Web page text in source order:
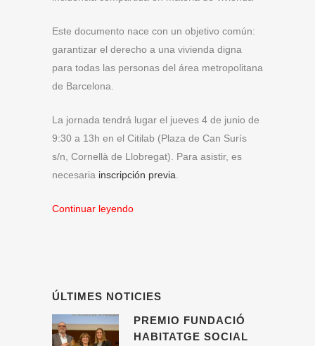
Este documento nace con un objetivo común:
garantizar el derecho a una vivienda digna
para todas las personas del área metropolitana
de Barcelona.
La jornada tendrá lugar el jueves 4 de junio de
9:30 a 13h en el Citilab (Plaza de Can Surís
s/n, Cornellà de Llobregat). Para asistir, es
necesaria inscripción previa
Continuar leyendo
ÚLTIMES NOTICIES
PREMIO FUNDACIÓ
HABITATGE SOCIAL